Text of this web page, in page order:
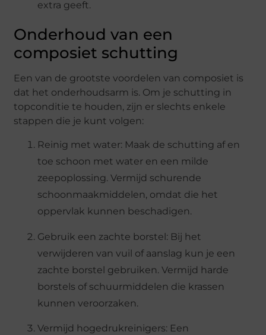
extra geeft.
Onderhoud van een
composiet schutting
Een van de grootste voordelen van composiet is
dat het onderhoudsarm is. Om je schutting in
topconditie te houden, zijn er slechts enkele
stappen die je kunt volgen:
Reinig met water: Maak de schutting af en
toe schoon met water en een milde
zeepoplossing. Vermijd schurende
schoonmaakmiddelen, omdat die het
oppervlak kunnen beschadigen.
Gebruik een zachte borstel: Bij het
verwijderen van vuil of aanslag kun je een
zachte borstel gebruiken. Vermijd harde
borstels of schuurmiddelen die krassen
kunnen veroorzaken.
Vermijd hogedrukreinigers: Een